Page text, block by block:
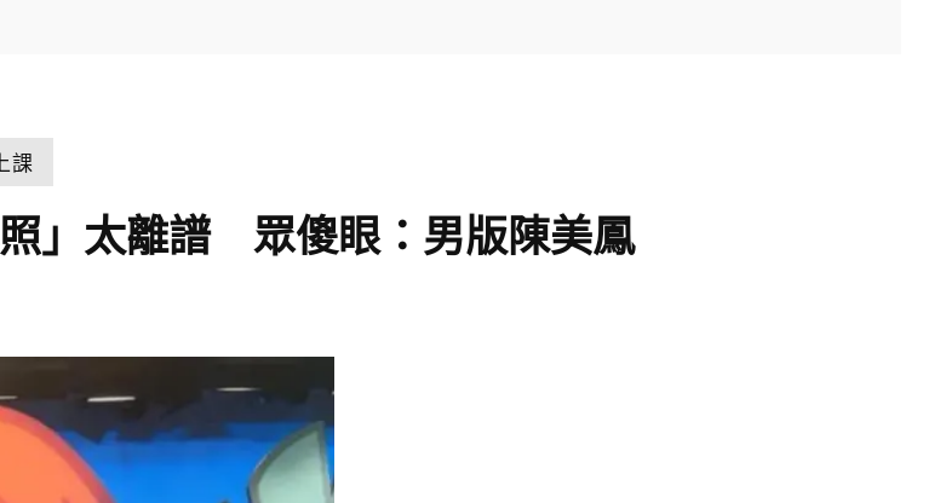
課
」太離譜 眾傻眼：男版陳美鳳